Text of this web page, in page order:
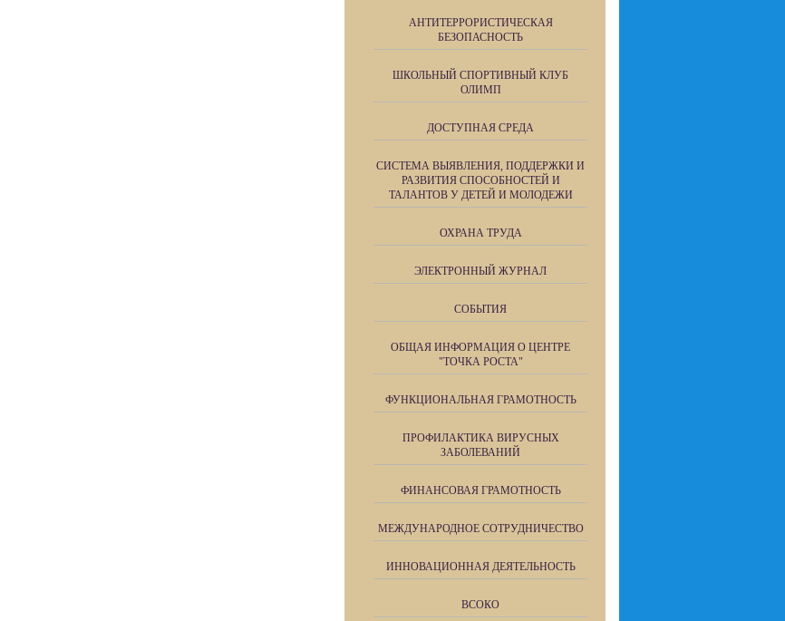
АНТИТЕРРОРИСТИЧЕСКАЯ
БЕЗОПАСНОСТЬ
ШКОЛЬНЫЙ СПОРТИВНЫЙ КЛУБ
ОЛИМП
ДОСТУПНАЯ СРЕДА
СИСТЕМА ВЫЯВЛЕНИЯ, ПОДДЕРЖКИ И
РАЗВИТИЯ СПОСОБНОСТЕЙ И
ТАЛАНТОВ У ДЕТЕЙ И МОЛОДЕЖИ
ОХРАНА ТРУДА
ЭЛЕКТРОННЫЙ ЖУРНАЛ
СОБЫТИЯ
ОБЩАЯ ИНФОРМАЦИЯ О ЦЕНТРЕ
"ТОЧКА РОСТА"
ФУНКЦИОНАЛЬНАЯ ГРАМОТНОСТЬ
ПРОФИЛАКТИКА ВИРУСНЫХ
ЗАБОЛЕВАНИЙ
ФИНАНСОВАЯ ГРАМОТНОСТЬ
МЕЖДУНАРОДНОЕ СОТРУДНИЧЕСТВО
ИННОВАЦИОННАЯ ДЕЯТЕЛЬНОСТЬ
ВСОКО